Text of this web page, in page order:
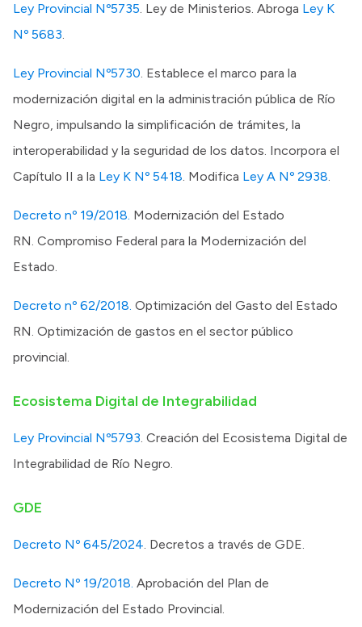
Presupuesto
Boletín Oficial
Compras y licitaciones
Consulta de expedientes
Consulta de pago a proveedores
Convocatorias
Intranet
Ley Provincial Nº5735. Ley de Ministerios. Abroga Ley K
Nº 5683.
Ley Provincial Nº5730. Establece el marco para la
modernización digital en la administración pública de Río
Negro, impulsando la simplificación de trámites, la
interoperabilidad y la seguridad de los datos. Incorpora el
Capítulo II a la Ley K Nº 5418. Modifica Ley A Nº 2938.
Decreto nº 19/2018. Modernización del Estado
RN. Compromiso Federal para la Modernización del
Estado.
Decreto nº 62/2018. Optimización del Gasto del Estado
RN. Optimización de gastos en el sector público
provincial.
Ecosistema Digital de Integrabilidad
Ley Provincial Nº5793. Creación del Ecosistema Digital de
Integrabilidad de Río Negro.
GDE
Decreto Nº 645/2024. Decretos a través de GDE.
Decreto Nº 19/2018. Aprobación del Plan de
Modernización del Estado Provincial.